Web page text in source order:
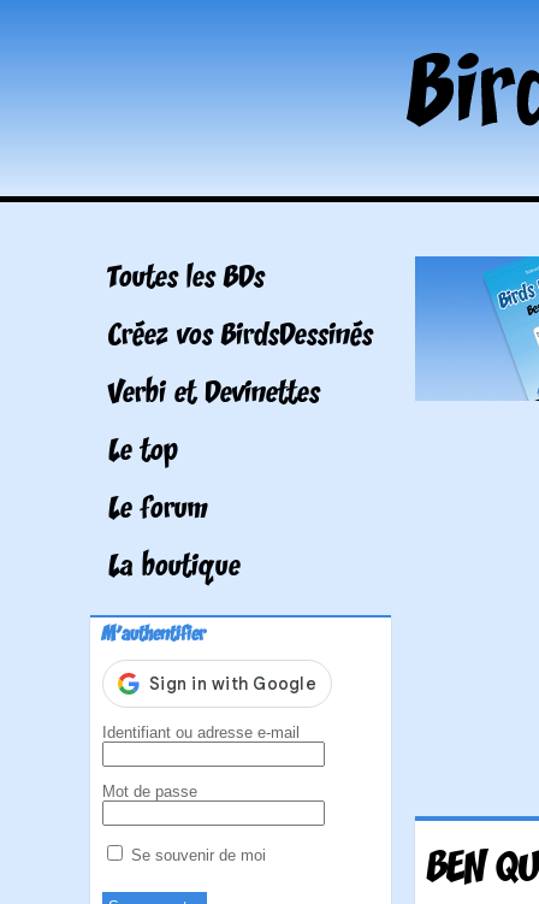
Toutes les BDs
Créez vos BirdsDessinés
Verbi et Devinettes
Le top
Le forum
La boutique
M'authentifier
Identifiant ou adresse e-mail
Mot de passe
Se souvenir de moi BEN